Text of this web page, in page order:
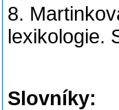
8.
lexikologie.
Slovníky: